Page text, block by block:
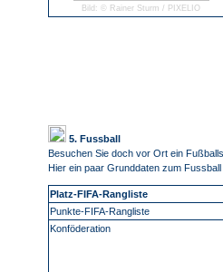
Bild: © Rainer Sturm / PIXELIO
5. Fussball
Besuchen Sie doch vor Ort ein
Hier ein paar Grunddaten zum Fussball
Platz-FIFA-Rangliste
Punkte-FIFA-Rangliste
Konföderation